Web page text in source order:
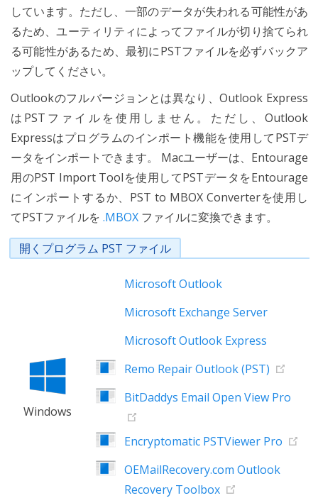
しています。ただし、一部のデータが失われる可能性があ
るため、ユーティリティによってファイルが切り捨てられ
る可能性があるため、最初にPSTファイルを必ずバックア
ップしてください。
Outlookのフルバージョンとは異なり、Outlook Express
はPSTファイルを使用しません。ただし、Outlook
Expressはプログラムのインポート機能を使用してPSTデ
ータをインポートできます。 Macユーザーは、Entourage
用のPST Import Toolを使用してPSTデータをEntourage
にインポートするか、PST to MBOX Converterを使用し
てPSTファイルを .MBOX ファイルに変換できます。
開くプログラム PST ファイル
Windows
Microsoft Outlook
Microsoft Exchange Server
Microsoft Outlook Express
Remo Repair Outlook (PST)
BitDaddys Email Open View Pro
Encryptomatic PSTViewer Pro
OEMailRecovery.com Outlook
Recovery Toolbox